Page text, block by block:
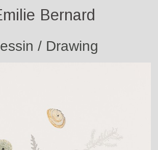
Bernard
/ Drawing